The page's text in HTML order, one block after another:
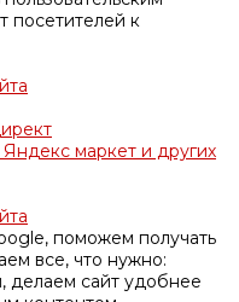
посетителей к
маркет и других
поможем получать
все, что нужно:
делаем сайт удобнее